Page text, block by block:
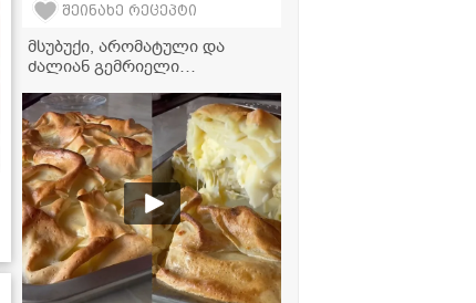
შეინახე რეცეპტი
მსუბუქი, არომატული და
ძალიან გემრიელი
მანდარინის ტირამისუს
რეცეპტი